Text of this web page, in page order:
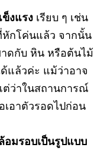
งแรง เรียบ ๆ เช่น
หักโค่นแล้ว จากนั้น
ดกับ หิน หรือต้นไม้
แล้วค่ะ แม้ว่าอาจ
ต่ว่าในสถานการณ์
เอาตัวรอดไปก่อน
อมรอบเป็นรูปแบบ